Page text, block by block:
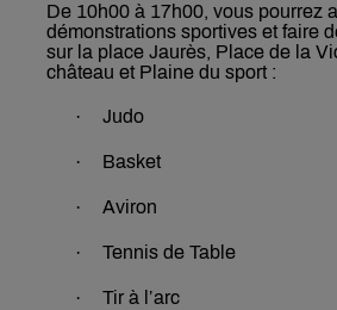
De 10h00 à 17h00, vous pourrez
démonstrations sportives et faire
sur la place Jaurès, Place de la
château et Plaine du sport :
· Judo
· Basket
· Aviron
· Tennis de Table
· Tir à l’arc